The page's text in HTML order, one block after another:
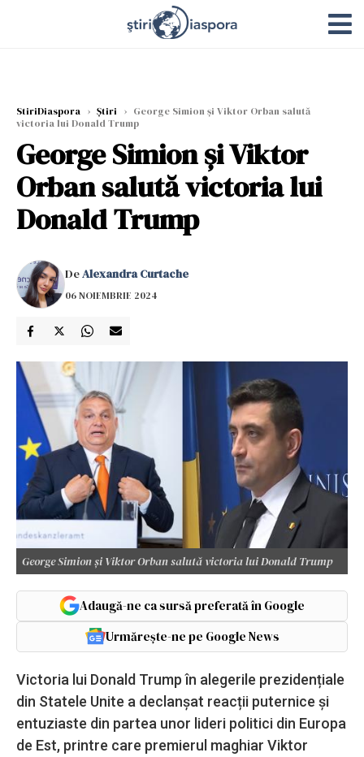
StiriDiaspora › Știri › George Simion și Viktor Orban salută
victoria lui Donald Trump
George Simion și Viktor
Orban salută victoria lui
Donald Trump
DeAlexandra Curtache
06 NOIEMBRIE 2024
George Simion și Viktor Orban salută victoria lui Donald Trump
Adaugă-ne ca sursă preferată în Google
Urmărește-ne pe Google News
Victoria lui Donald Trump în alegerile prezidențiale
din Statele Unite a declanșat reacții puternice și
entuziaste din partea unor lideri politici din Europa
de Est, printre care premierul maghiar Viktor